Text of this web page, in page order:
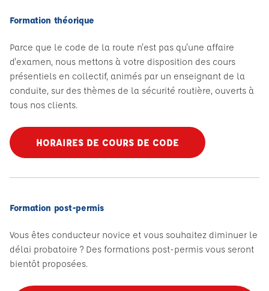
Formation théorique
Parce que le code de la route n'est pas qu'une affaire
d'examen, nous mettons à votre disposition des cours
présentiels en collectif, animés par un enseignant de la
conduite, sur des thèmes de la sécurité routière, ouverts à
tous nos clients.
HORAIRES DE COURS DE CODE
Formation post-permis
Vous êtes conducteur novice et vous souhaitez diminuer le
délai probatoire ? Des formations post-permis vous seront
bientôt proposées.